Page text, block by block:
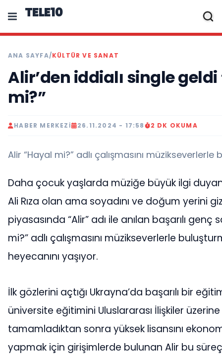
TELE10
ANA SAYFA/KÜLTÜR VE SANAT
Alir’den iddialı single
mi?”
HABER MERKEZI 26.11.2024 - 17:58 2 DK OKUMA
Alir “Hayal mi?” adlı çalışmasını müzikseverlerle
Daha çocuk yaşlarda müziğe büyük ilgi
Ali Rıza olan ama soyadını ve doğum yerini
piyasasında “Alir” adı ile anılan başarılı genç
mi?” adlı çalışmasını müzikseverlerle
heyecanını yaşıyor.
İlk gözlerini açtığı Ukrayna’da başarılı bir
üniversite eğitimini Uluslararası İlişkiler üzerine
tamamladıktan sonra yüksek lisansını
yapmak için girişimlerde bulunan Alir bu